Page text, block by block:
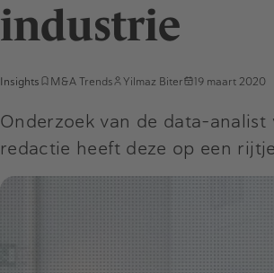
industrie
Insights M&A Trends Yilmaz Biter 19 maart 2020
Onderzoek van de data-analist
redactie heeft deze op een